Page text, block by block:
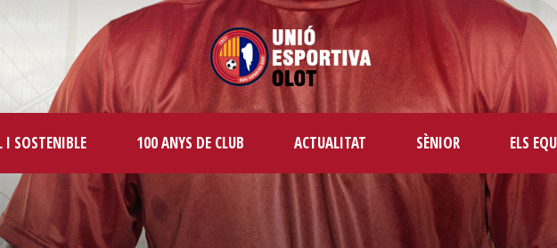
I SOSTENIBLE 100 ANYS DE CLUB ACTUALITAT SÈNIOR ELS